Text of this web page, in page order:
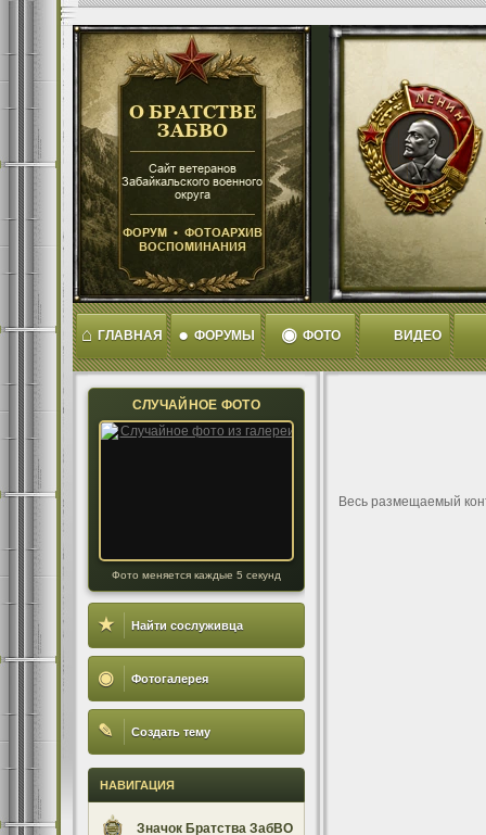
⌂ ГЛАВНАЯ ● ФОРУМЫ ◉ ФОТО ВИДЕО
СЛУЧАЙНОЕ ФОТО
Фото меняется каждые 5 секунд
★ Найти сослуживца
◉ Фотогалерея
✎ Создать тему
НАВИГАЦИЯ
Значок Братства ЗабВО
Весь размещаемый